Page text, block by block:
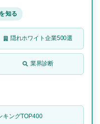
知る
隠れホワイト企業500選
業界診断
キングTOP400